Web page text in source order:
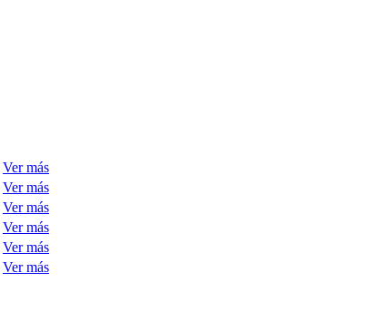
Ver más
Ver más
Ver más
Ver más
Ver más
Ver más